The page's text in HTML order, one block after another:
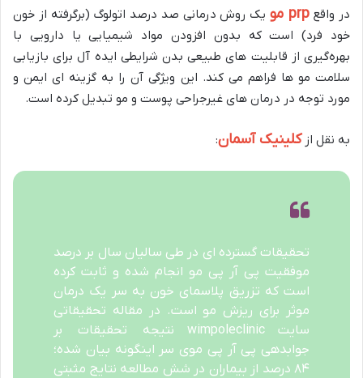
در واقعprp مو یک روش درمانی صد درصد اتولوگ (برگرفته از خون
خود فرد) است که بدون افزودن مواد شیمیایی یا دارویی با
بهره‌گیری از قابلیت‌ های طبیعی بدن شرایطی ایده‌ آل برای بازیابی
سلامت مو ها فراهم می‌ کند. این ویژگی آن را به گزینه‌ ای ایمن و
مورد توجه در درمان‌ های غیرجراحی پوست و مو تبدیل کرده است.
به نقل ازکلینیک آسمان:
تحقیقات گسترده ای در طی سالیان سال بر درصد
موفقیت پی آر پی مو انجام شده و ثابت کرده
است که تزریق پلاسمای خون به سر یک درمان
موثر برای ریزش مو است. در مقاله تحقیقاتی
سایت
wimpoleclinic
نتیجه تحقیقات بر
جوابدهی پی آر پی موی سر اینگونه بیان شده؛
۸۴ درصد از بیماران در شش مطالعه نتایج مثبتی